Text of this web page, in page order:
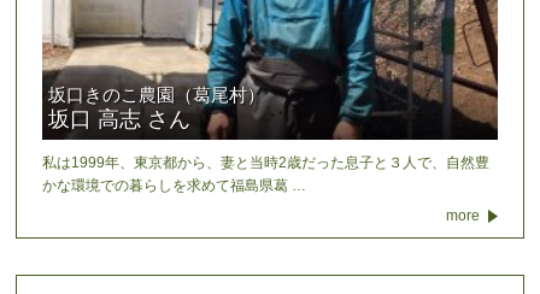
坂口きのこ農園（葛尾村）
坂口 高志 さん
私は1999年、東京都から、妻と当時2歳だった息子と３人で、自然豊
かな環境での暮らしを求めて福島県葛 …
more